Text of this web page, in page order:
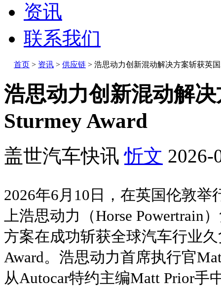
资讯
联系我们
首页 > 资讯 > 供应链 > 浩思动力创新混动解决方案斩获英国
浩思动力创新混动解
Sturmey Award
盖世汽车快讯 忻文 2026-
2026年6月10日，在英国伦敦举
上浩思动力（Horse Powertrain
方案在成功斩获全球汽车行业
Award。浩思动力首席执行官
从Autocar特约主编Matt Prior手